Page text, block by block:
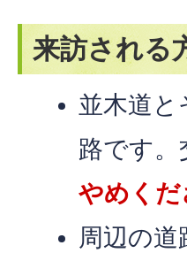
来訪される
並木道と
路です。
やめくだ
周辺の